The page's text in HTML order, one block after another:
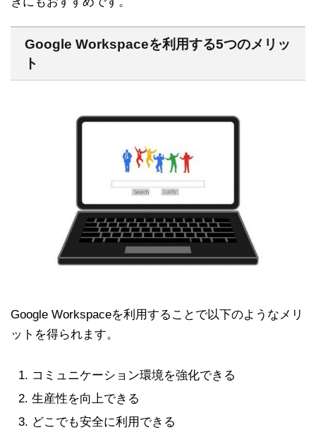
Google Workspaceを利用する5つのメリッ
ト
Google Workspaceを利用することで以下のようなメリ
ットを得られます。
コミュニケーション環境を強化できる
生産性を向上できる
どこでも安全に利用できる